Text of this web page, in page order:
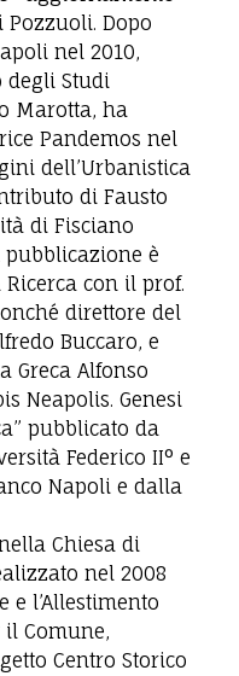
Dopo
nel 2010,
degli Studi
Marotta, ha
Pandemos nel
dell’Urbanistica
di Fausto
di Fisciano
pubblicazione è
con il prof.
direttore del
Buccaro, e
Greca Alfonso
Neapolis. Genesi
pubblicato da
Federico II° e
Napoli e dalla
Chiesa di
nel 2008
e l’Allestimento
il Comune,
Centro Storico